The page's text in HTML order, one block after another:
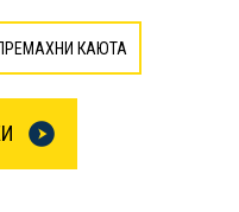
КАЮТА